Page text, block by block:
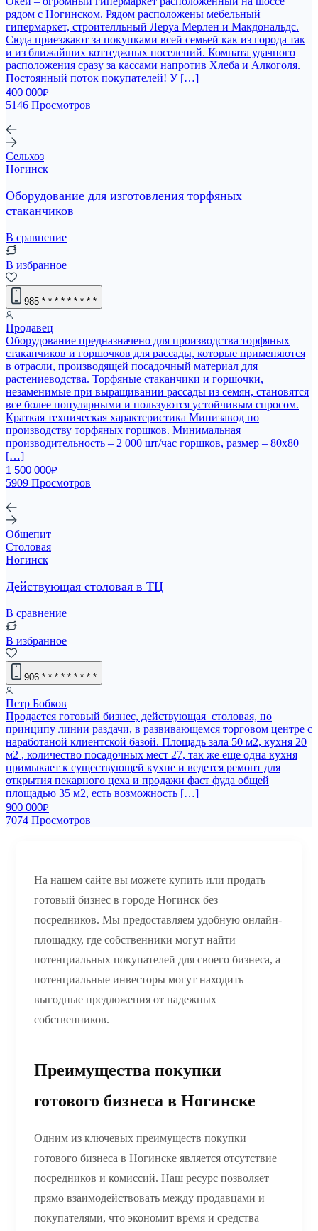
рядом с Ногинском. Рядом расположены мебельный
гипермаркет, строителльный Леруа Мерлен и Макдональдс.
Сюда приезжают за покупками всей семьей как из города так
и из ближайших коттеджных поселений. Комната удачного
расположения сразу за кассами напротив Хлеба и Алкоголя.
Постоянный поток покупателей! У […]
400 000₽
5146 Просмотров
Сельхоз
Ногинск
Оборудование для изготовления торфяных
стаканчиков
В сравнение
В избранное
985 * * * * * * * * *
Продавец
Оборудование предназначено для производства торфяных
стаканчиков и горшочков для рассады, которые применяются
в отрасли, производящей посадочный материал для
растениеводства. Торфяные стаканчики и горшочки,
незаменимые при выращивании рассады из семян, становятся
все более популярными и пользуются устойчивым спросом.
Краткая техническая характеристика Минизавод по
производству торфяных горшков. Минимальная
производительность – 2 000 шт/час горшков, размер – 80х80
[…]
1 500 000₽
5909 Просмотров
Общепит
Столовая
Ногинск
Действующая столовая в ТЦ
В сравнение
В избранное
906 * * * * * * * * *
Петр Бобков
Продается готовый бизнес, действующая столовая, по
принципу линии раздачи, в развивающемся торговом центре с
наработаной клиентской базой. Площадь зала 50 м2, кухня 20
м2 , количество посадочных мест 27, так же еще одна кухня
примыкает к существующей кухне и ведется ремонт для
открытия пекарного цеха и продажи фаст фуда общей
площадью 35 м2, есть возможность […]
900 000₽
7074 Просмотров
На нашем сайте вы можете купить или продать
готовый бизнес в городе Ногинск без
посредников. Мы предоставляем удобную онлайн-
площадку, где собственники могут найти
потенциальных покупателей для своего бизнеса, а
потенциальные инвесторы могут находить
выгодные предложения от надежных
собственников.
Преимущества покупки
готового бизнеса в Ногинске
Одним из ключевых преимуществ покупки
готового бизнеса в Ногинске является отсутствие
посредников и комиссий. Наш ресурс позволяет
прямо взаимодействовать между продавцами и
покупателями, что экономит время и средства